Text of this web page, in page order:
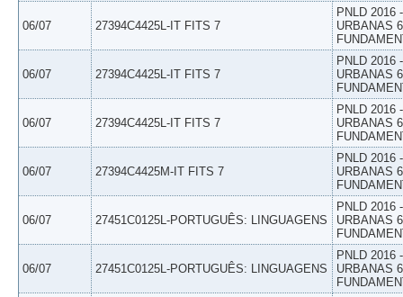
06/07 27394C4425L-IT FITS 7
PNLD 2016
URBANAS
06/07 27394C4425L-IT FITS 7
PNLD 2016
URBANAS
06/07 27394C4425L-IT FITS 7
PNLD 2016
URBANAS
06/07 27394C4425M-IT FITS 7
PNLD 2016
URBANAS
06/07 27451C0125L-PORTUGUÊS: LINGUAGENS
PNLD 2016
URBANAS
06/07 27451C0125L-PORTUGUÊS: LINGUAGENS
PNLD 2016
URBANAS